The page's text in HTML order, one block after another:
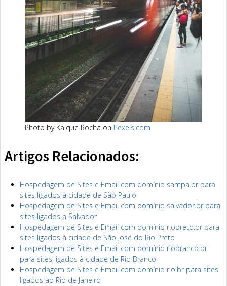
Photo by Kaique Rocha on Pexels.com
Artigos Relacionados:
Hospedagem de Sites e Email com domínio sampa.br para
sites ligados à cidade de São Paulo
Hospedagem de Sites e Email com domínio salvador.br para
sites ligados a Salvador
Hospedagem de Sites e Email com domínio riopreto.br para
sites ligados à cidade de São José do Rio Preto
Hospedagem de Sites e Email com domínio riobranco.br
para sites ligados à cidade de Rio Branco
Hospedagem de Sites e Email com domínio rio.br para sites
ligados ao Rio de Janeiro